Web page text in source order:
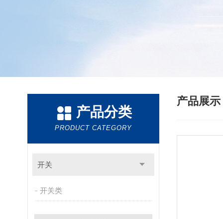
产品分类
PRODUCT CATEGORY
开关
开关类
产品展示